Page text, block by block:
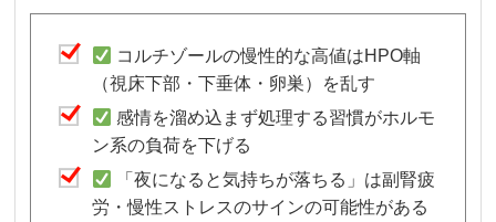
コルチゾールの慢性的な高値はHPO軸
（視床下部・下垂体・卵巣）を乱す
感情を溜め込まず処理する習慣がホルモ
ン系の負荷を下げる
「夜になると気持ちが落ちる」は副腎疲
労・慢性ストレスのサインの可能性がある